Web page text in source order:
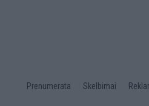
Desktop
Prenumerata Skelbimai